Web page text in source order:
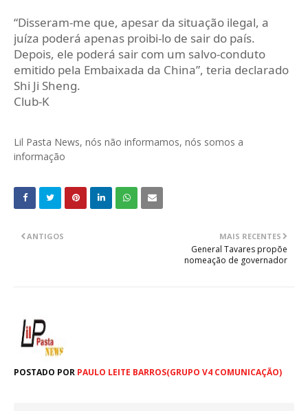
“Disseram-me que, apesar da situação ilegal, a
juíza poderá apenas proibi-lo de sair do país.
Depois, ele poderá sair com um salvo-conduto
emitido pela Embaixada da China”, teria declarado
Shi Ji Sheng.
Club-K
Lil Pasta News, nós não informamos, nós somos a
informação
MAIS RECENTES
General Tavares propõe
nomeação de governador
ANTIGOS
POSTADO POR PAULO LEITE BARROS(GRUPO V4 COMUNICAÇÃO)